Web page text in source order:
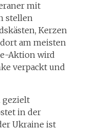
mit
stellen
Kerzen
am meisten
Aktion wird
verpackt und
gezielt
in der
Ukraine ist